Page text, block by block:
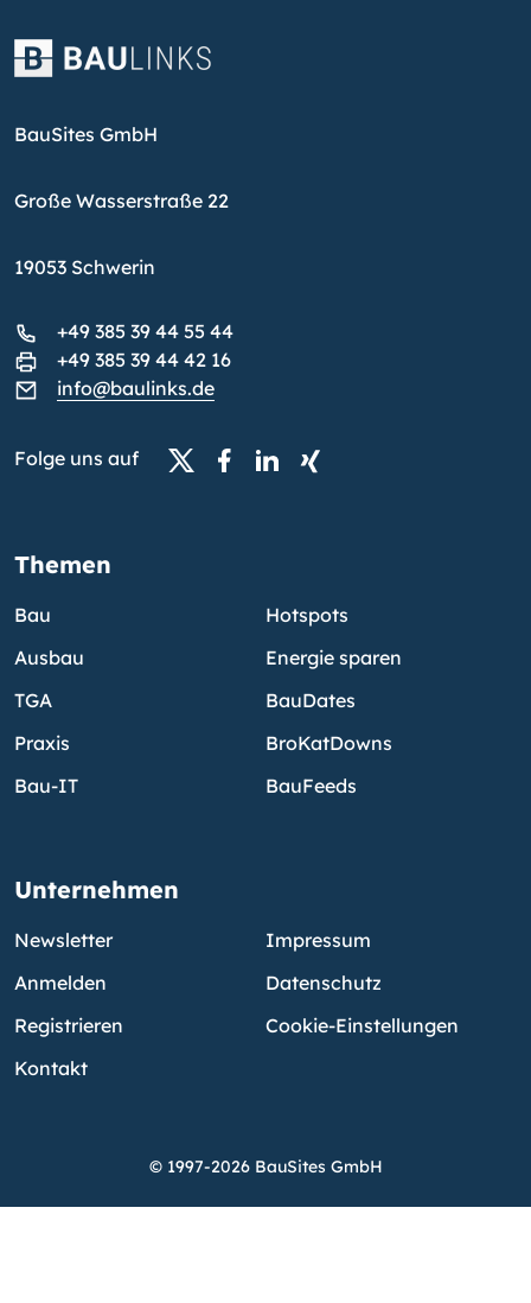
BauSites GmbH
Große Wasserstraße 22
19053 Schwerin
+49 385 39 44 55 44
+49 385 39 44 42 16
info@baulinks.de
Folge uns auf
Themen
Bau
Ausbau
TGA
Praxis
Bau-IT
Hotspots
Energie sparen
BauDates
BroKatDowns
BauFeeds
Unternehmen
Newsletter
Anmelden
Registrieren
Kontakt
Impressum
Datenschutz
Cookie-Einstellungen
© 1997-2026 BauSites GmbH